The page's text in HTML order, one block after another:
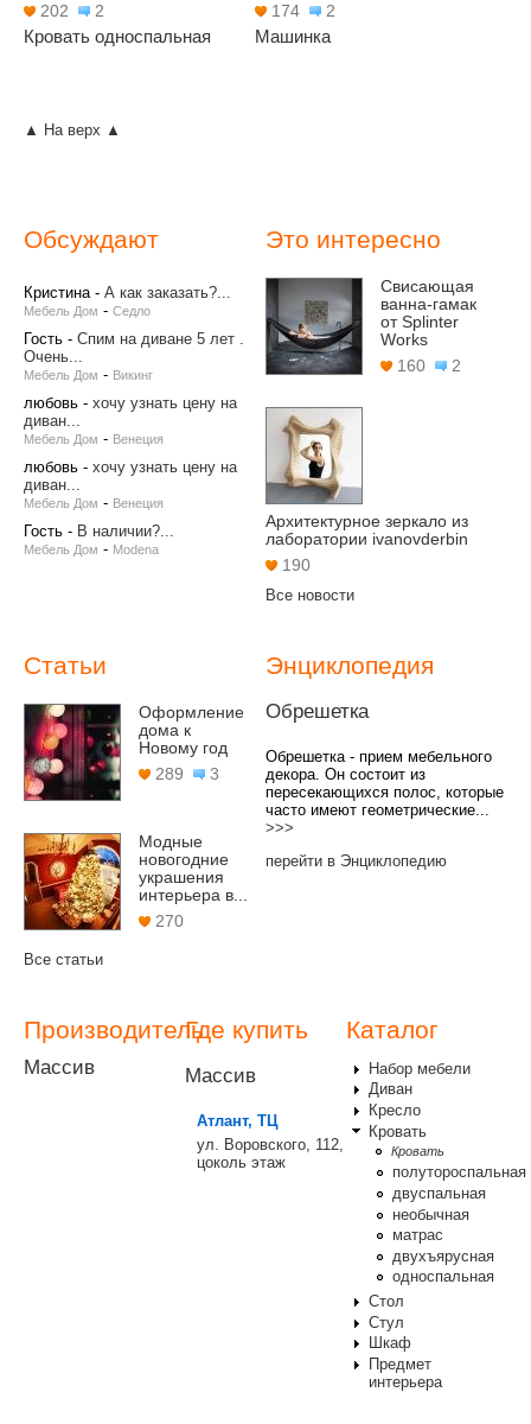
202 2
Кровать односпальная
174 2
Машинка
▲ На верх ▲
Обсуждают
Кристина- А как заказать?...
Мебель Дом - Седло
Гость - Спим на диване 5 лет .
Очень...
Мебель Дом - Викинг
любовь - хочу узнать цену на
диван...
Мебель Дом - Венеция
любовь - хочу узнать цену на
диван...
Мебель Дом - Венеция
Гость - В наличии?...
Мебель Дом - Modena
Это интересно
Свисающая
ванна-гамак
от Splinter
Works
160
2
Архитектурное зеркало из
лаборатории ivanovderbin
190
Все новости
Статьи
Оформление
дома к
Новому год
289
3
Модные
новогодние
украшения
интерьера в...
270
Все статьи
Энциклопедия
Обрешетка
Обрешетка - прием мебельного
декора. Он состоит из
пересекающихся полос, которые
часто имеют геометрические...
>>>
перейти в Энциклопедию
Производитель
Массив
Где купить
Массив
Атлант, ТЦ
ул. Воровского, 112,
цоколь этаж
Каталог
Набор мебели
Диван
Кресло
Кровать
Кровать
полутороспальная
двуспальная
необычная
матрас
двухъярусная
односпальная
Стол
Стул
Шкаф
Предмет
интерьера